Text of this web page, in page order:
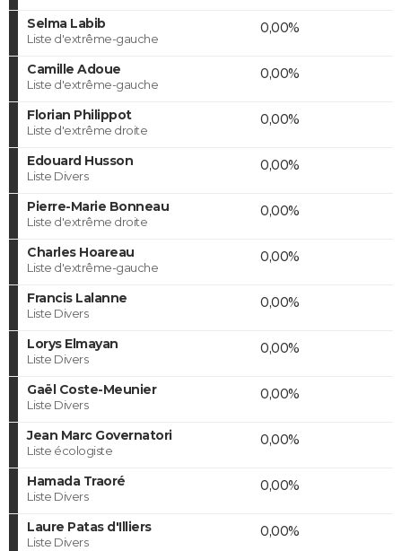
Selma Labib
Liste d'extrême-gauche
0,00%
Camille Adoue
Liste d'extrême-gauche
0,00%
Florian Philippot
Liste d'extrême droite
0,00%
Edouard Husson
Liste Divers
0,00%
Pierre-Marie Bonneau
Liste d'extrême droite
0,00%
Charles Hoareau
Liste d'extrême-gauche
0,00%
Francis Lalanne
Liste Divers
0,00%
Lorys Elmayan
Liste Divers
0,00%
Gaël Coste-Meunier
Liste Divers
0,00%
Jean Marc Governatori
Liste écologiste
0,00%
Hamada Traoré
Liste Divers
0,00%
Laure Patas d'Illiers
Liste Divers
0,00%